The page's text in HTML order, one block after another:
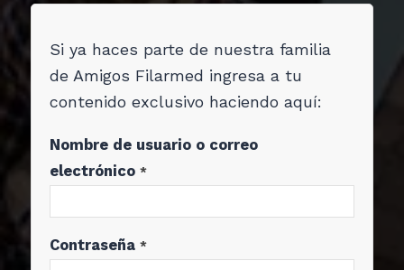
Si ya haces parte de nuestra familia
de Amigos Filarmed ingresa a tu
contenido exclusivo haciendo aquí:
Nombre de usuario o correo
electrónico *
Contraseña *